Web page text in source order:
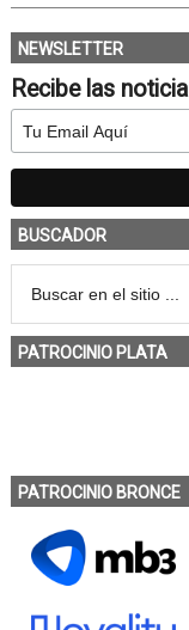
NEWSLETTER
Recibe las
BUSCADOR
PATROCINIO PLATA
PATROCINIO BRONCE